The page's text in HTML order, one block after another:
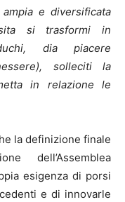
e diversificata
si trasformi in
dia piacere
solleciti la
in relazione le
la definizione finale
dell’Assemblea
esigenza di porsi
e di innovarle